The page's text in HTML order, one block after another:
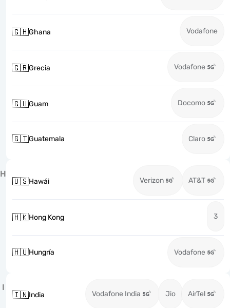
🇬🇭Ghana Vodafone
🇬🇷Grecia Vodafone
🇬🇺Guam Docomo
🇬🇹Guatemala Claro
H
🇺🇸Hawái Verizon AT&T
🇭🇰Hong Kong 3
🇭🇺Hungría Vodafone
I
🇮🇳India Vodafone India Jio AirTel